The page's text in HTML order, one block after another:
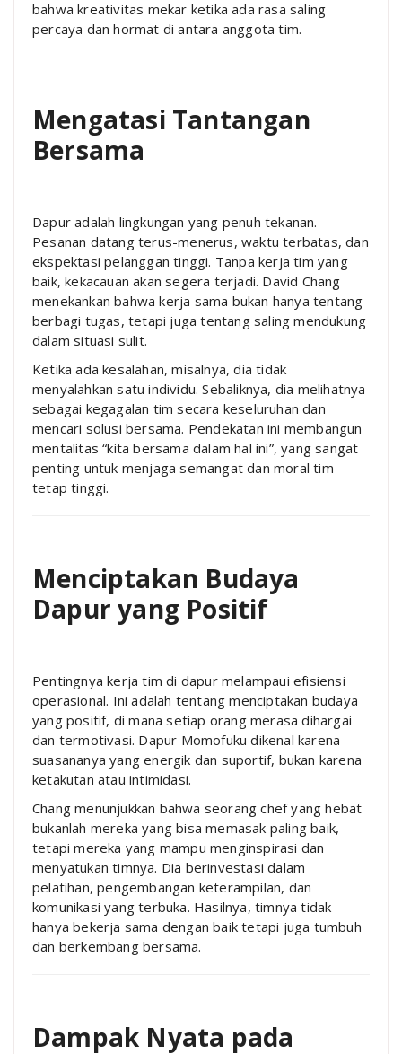
bahwa kreativitas mekar ketika ada rasa saling
percaya dan hormat di antara anggota tim.
Mengatasi Tantangan
Bersama
Dapur adalah lingkungan yang penuh tekanan.
Pesanan datang terus-menerus, waktu terbatas, dan
ekspektasi pelanggan tinggi. Tanpa kerja tim yang
baik, kekacauan akan segera terjadi. David Chang
menekankan bahwa kerja sama bukan hanya tentang
berbagi tugas, tetapi juga tentang saling mendukung
dalam situasi sulit.
Ketika ada kesalahan, misalnya, dia tidak
menyalahkan satu individu. Sebaliknya, dia melihatnya
sebagai kegagalan tim secara keseluruhan dan
mencari solusi bersama. Pendekatan ini membangun
mentalitas “kita bersama dalam hal ini”, yang sangat
penting untuk menjaga semangat dan moral tim
tetap tinggi.
Menciptakan Budaya
Dapur yang Positif
Pentingnya kerja tim di dapur melampaui efisiensi
operasional. Ini adalah tentang menciptakan budaya
yang positif, di mana setiap orang merasa dihargai
dan termotivasi. Dapur Momofuku dikenal karena
suasananya yang energik dan suportif, bukan karena
ketakutan atau intimidasi.
Chang menunjukkan bahwa seorang chef yang hebat
bukanlah mereka yang bisa memasak paling baik,
tetapi mereka yang mampu menginspirasi dan
menyatukan timnya. Dia berinvestasi dalam
pelatihan, pengembangan keterampilan, dan
komunikasi yang terbuka. Hasilnya, timnya tidak
hanya bekerja sama dengan baik tetapi juga tumbuh
dan berkembang bersama.
Dampak Nyata pada